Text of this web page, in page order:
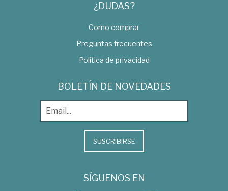
¿DUDAS?
Como comprar
Preguntas frecuentes
Política de privacidad
BOLETÍN DE NOVEDADES
SUSCRIBIRSE
SÍGUENOS EN